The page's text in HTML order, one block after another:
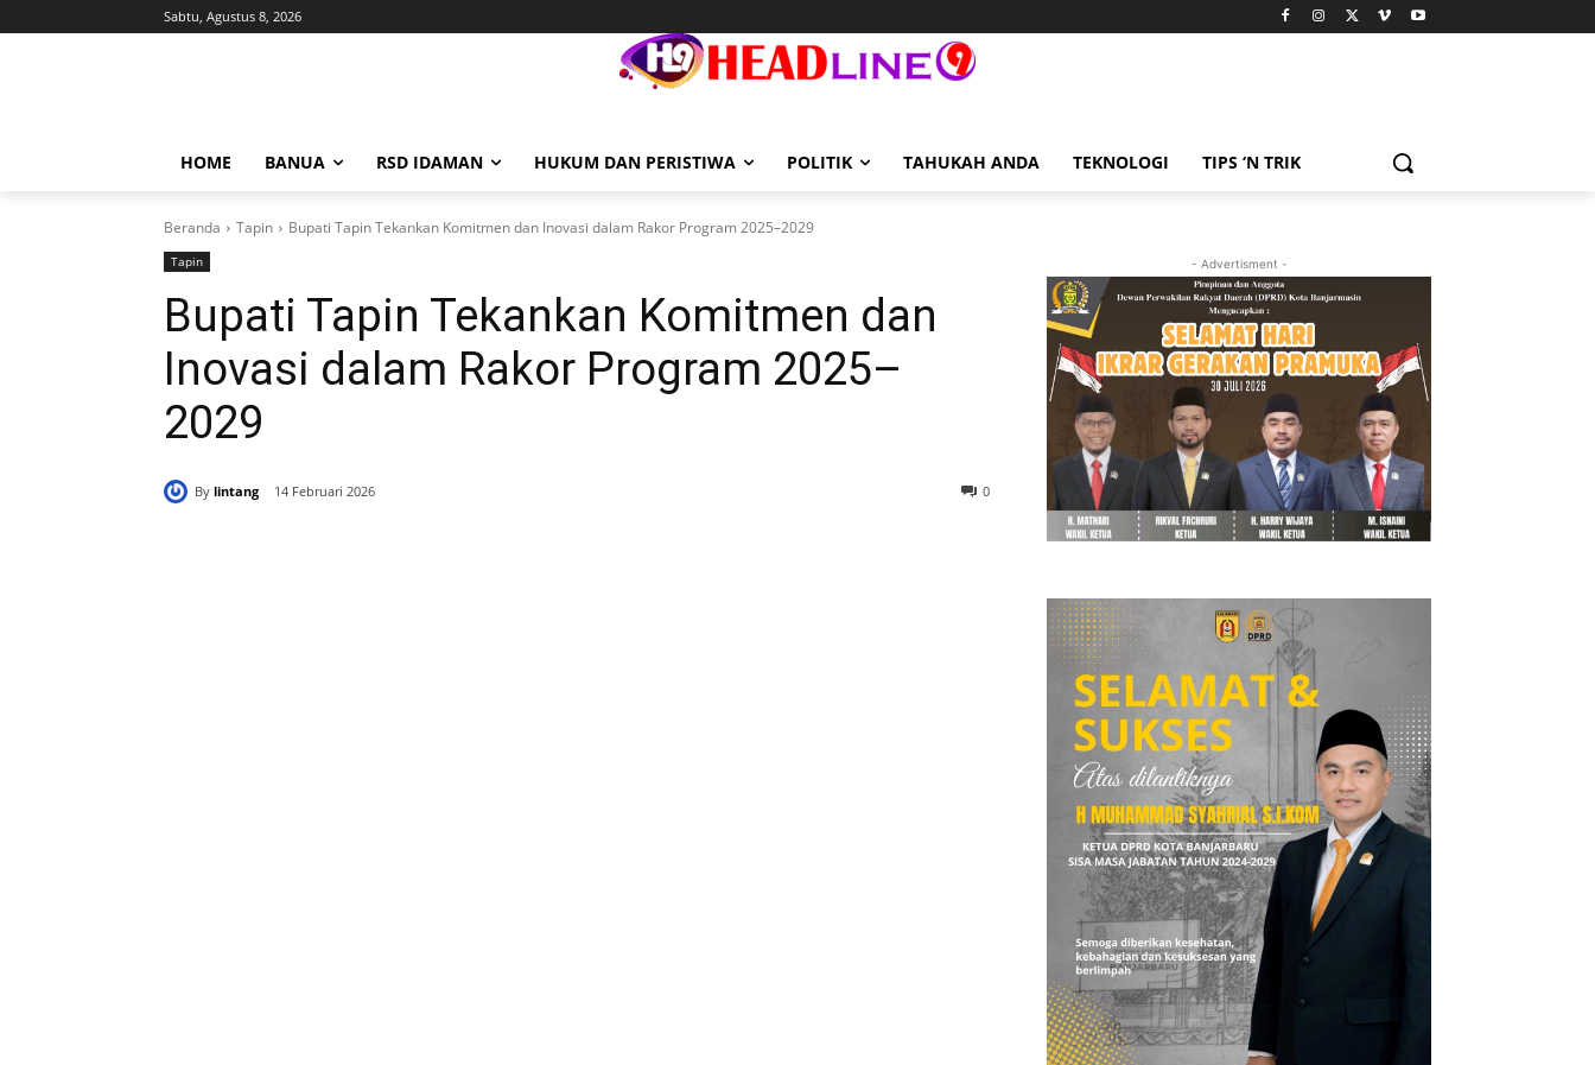
Sabtu, Agustus 8, 2026
HOME BANUA RSD IDAMAN HUKUM DAN PERISTIWA POLITIK TAHUKAH ANDA TEKNOLOGI TIPS ‘N TRIK
Beranda Tapin Bupati Tapin Tekankan Komitmen dan Inovasi dalam Rakor Program 2025–2029
Tapin
Bupati Tapin Tekankan Komitmen dan
Inovasi dalam Rakor Program 2025–
2029
By lintang 14 Februari 2026 0
- Advertisment -